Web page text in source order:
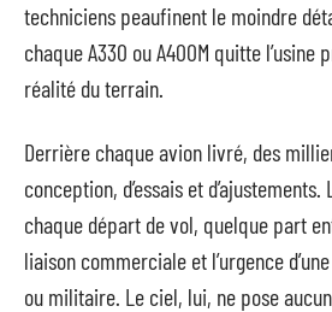
techniciens peaufinent le moindre
chaque A330 ou A400M quitte
réalité du terrain.
Derrière chaque avion livré, des
conception, d’essais et
chaque départ de vol, quelque part
liaison commerciale et l’urgence
ou militaire. Le ciel, lui, ne pose